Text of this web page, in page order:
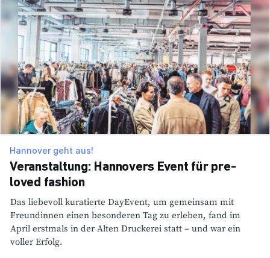
Hannover geht aus!
Veranstaltung: Hannovers Event für pre-
loved fashion
Das liebe­voll kura­tierte DayE­vent, um gemeinsam mit
Freun­dinnen einen beson­deren Tag zu erleben, fand im
April erst­mals in der Alten Druckerei statt – und war ein
voller Erfolg.